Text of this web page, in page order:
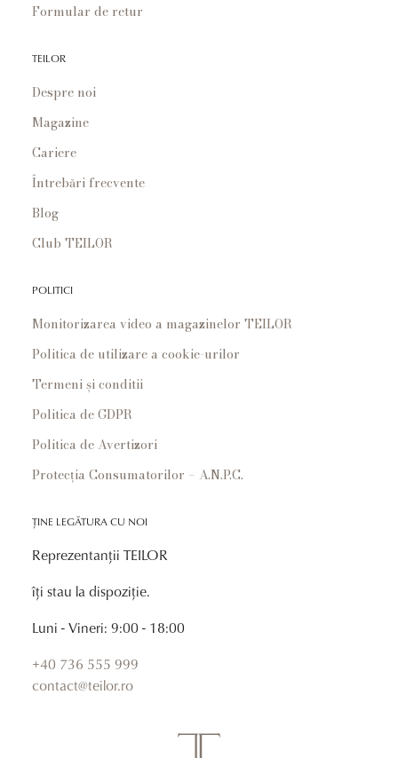
Formular de retur
TEILOR
Despre noi
Magazine
Cariere
Întrebări frecvente
Blog
Club TEILOR
POLITICI
Monitorizarea video a magazinelor TEILOR
Politica de utilizare a cookie-urilor
Termeni și conditii
Politica de GDPR
Politica de Avertizori
Protecția Consumatorilor – A.N.P.C.
ȚINE LEGĂTURA CU NOI
Reprezentanții TEILOR
îți stau la dispoziție.
Luni - Vineri: 9:00 - 18:00
+40 736 555 999
contact@teilor.ro